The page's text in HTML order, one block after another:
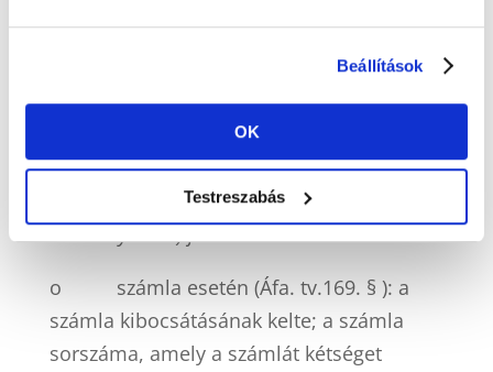
Beállítások
OK
Testreszabás
Nem adóalany természetes személy
(magánszemély) érintett esetén a Nemzeti
Adó- és Vámhivatal (1054 Budapest,
Széchenyi u. 2.) felé továbbításra kerül:
o
számla esetén (Áfa. tv.169. § ): a
számla kibocsátásának kelte; a számla
sorszáma, amely a számlát kétséget